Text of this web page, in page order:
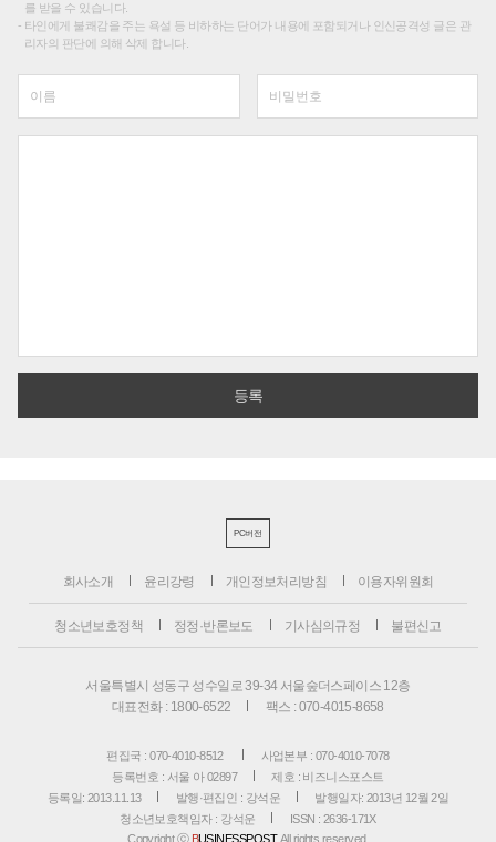
를 받을 수 있습니다.
타인에게 불쾌감을 주는 욕설 등 비하하는 단어가 내용에 포함되거나 인신공격성 글은 관
리자의 판단에 의해 삭제 합니다.
PC버전
회사소개 윤리강령 개인정보처리방침 이용자위원회
청소년보호정책 정정·반론보도 기사심의규정 불편신고
서울특별시 성동구 성수일로 39-34 서울숲더스페이스 12층
대표전화 : 1800-6522
팩스 : 070-4015-8658
편집국 : 070-4010-8512
사업본부 : 070-4010-7078
등록번호 : 서울 아 02897
제호 : 비즈니스포스트
등록일: 2013.11.13
발행·편집인 : 강석운
발행일자: 2013년 12월 2일
청소년보호책임자 : 강석운
ISSN : 2636-171X
Copyright ⓒ BUSINESSPOST. All rights reserved.